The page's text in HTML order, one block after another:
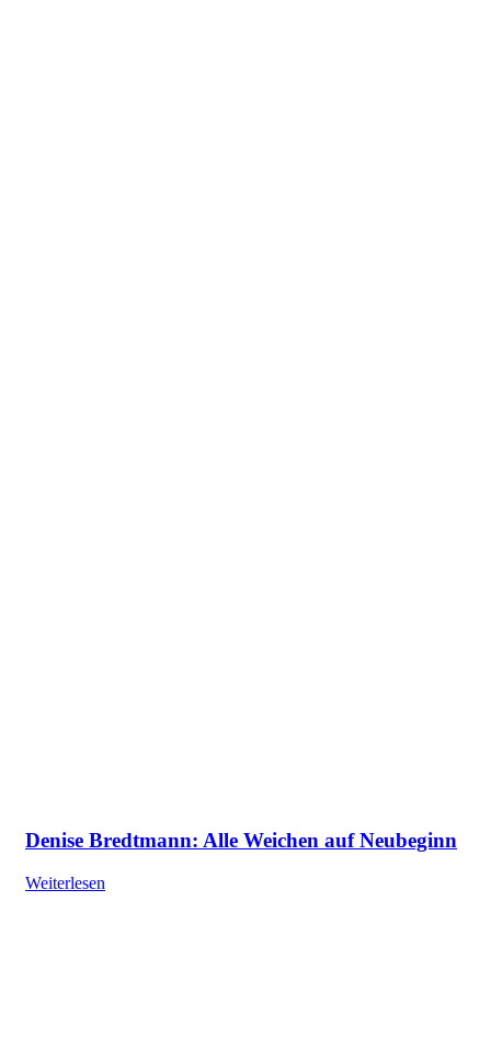
Denise Bredtmann: Alle Weichen auf Neubeginn
Weiterlesen